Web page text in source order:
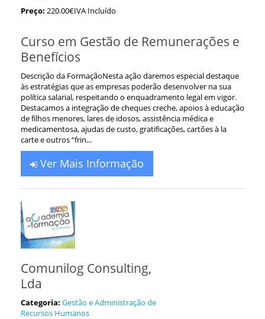
Preço: 220.00€IVA Incluído
Curso em Gestão de Remunerações e
Benefícios
Descrição da FormaçãoNesta ação daremos especial destaque
às estratégias que as empresas poderão desenvolver na sua
política salarial, respeitando o enquadramento legal em vigor.
Destacamos a integração de cheques creche, apoios à educação
de filhos menores, lares de idosos, assistência médica e
medicamentosa, ajudas de custo, gratificações, cartões à la
carte e outros “frin...
Ver Mais Informação
Comunilog Consulting,
Lda
Categoria: Gestão e Administração de
Recursos Humanos